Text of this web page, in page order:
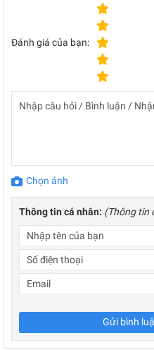
Đánh giá của bạn:
Chọn ảnh
Thông tin cá nhân: (Thông tin
Gửi bình